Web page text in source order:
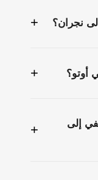
نجران؟ +
أوتو؟ +
إلى
+